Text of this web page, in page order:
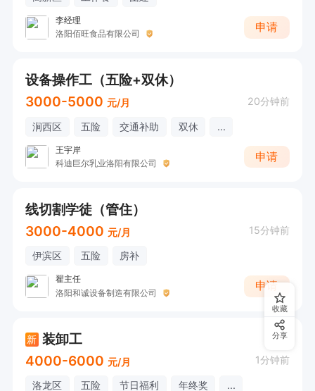
李经理
洛阳佰旺食品有限公司
申请
设备操作工（五险+双休）
3000-5000 元/月 20分钟前
涧西区 五险 交通补助 双休 ...
王宇岸
科迪巨尔乳业洛阳有限公司
申请
线切割学徒（管住）
3000-4000 元/月 15分钟前
伊滨区 五险 房补
翟主任
洛阳和诚设备制造有限公司
申请
新 装卸工
4000-6000 元/月 1分钟前
洛龙区 五险 节日福利 年终奖 ...
收藏
分享